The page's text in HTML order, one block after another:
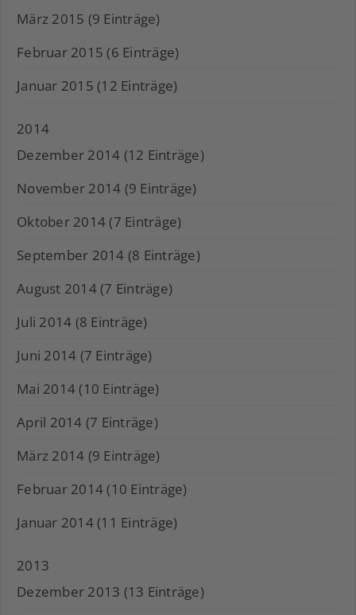
März 2015 (9 Einträge)
Februar 2015 (6 Einträge)
Januar 2015 (12 Einträge)
2014
Dezember 2014 (12 Einträge)
November 2014 (9 Einträge)
Oktober 2014 (7 Einträge)
September 2014 (8 Einträge)
August 2014 (7 Einträge)
Juli 2014 (8 Einträge)
Juni 2014 (7 Einträge)
Mai 2014 (10 Einträge)
April 2014 (7 Einträge)
März 2014 (9 Einträge)
Februar 2014 (10 Einträge)
Januar 2014 (11 Einträge)
2013
Dezember 2013 (13 Einträge)